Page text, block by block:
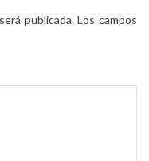
publicada. Los campos